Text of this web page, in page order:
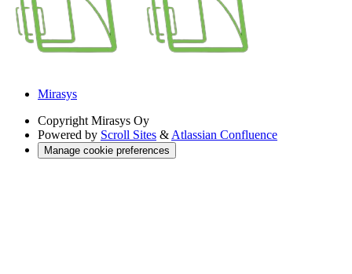
Mirasys
Copyright Mirasys Oy
Powered by Scroll Sites & Atlassian Confluence
Manage cookie preferences